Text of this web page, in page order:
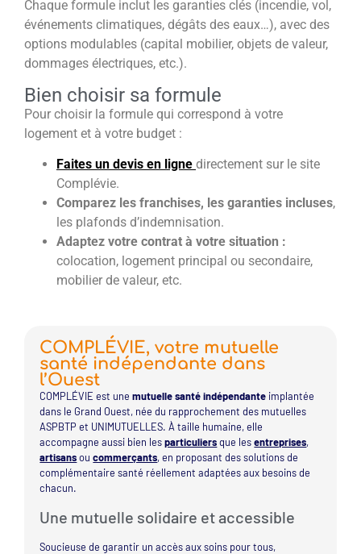
Chaque formule inclut les garanties clés (incendie, vol,
événements climatiques, dégâts des eaux…), avec des
options modulables (capital mobilier, objets de valeur,
dommages électriques, etc.).
Bien choisir sa formule
Pour choisir la formule qui correspond à votre
logement et à votre budget :
Faites un devis en ligne directement sur le site
Complévie.
Comparez les franchises, les garanties incluses,
les plafonds d’indemnisation.
Adaptez votre contrat à votre situation :
colocation, logement principal ou secondaire,
mobilier de valeur, etc.
COMPLÉVIE, votre mutuelle
santé indépendante dans
l’Ouest
COMPLÉVIE est unemutuelle santé indépendante implantée
dans le Grand Ouest, née du rapprochement des mutuelles
ASPBTP et UNIMUTUELLES. À taille humaine, elle
accompagne aussi bien lesparticuliersque lesentreprises,
artisansoucommerçants, en proposant des solutions de
complémentaire santé réellement adaptées aux besoins de
chacun.
Une mutuelle solidaire et accessible
Soucieuse de garantir un accès aux soins pour tous,